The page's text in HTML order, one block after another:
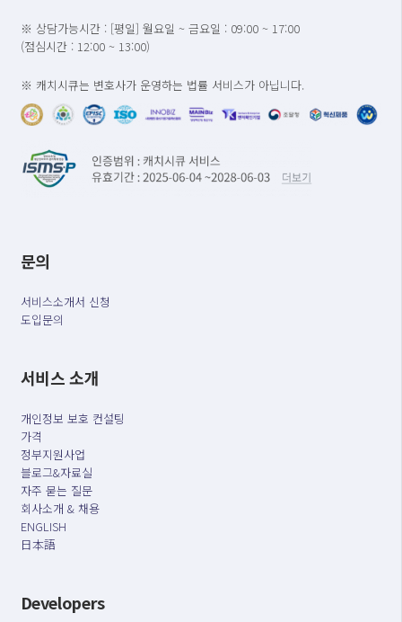
※ 상담가능시간 : [평일] 월요일 ~ 금요일 : 09:00 ~ 17:00
(점심시간 : 12:00 ~ 13:00)
※ 캐치시큐는 변호사가 운영하는 법률 서비스가 아닙니다.
문의
서비스소개서 신청
도입문의
서비스 소개
개인정보 보호 컨설팅
가격
정부지원사업
블로그&자료실
자주 묻는 질문
회사소개 & 채용
ENGLISH
日本語
Developers